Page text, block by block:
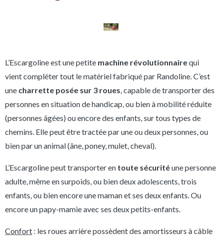
L’Escargoline est une petite machine révolutionnairequi
vient compléter tout le matériel fabriqué par Randoline. C’est
une charrette posée sur 3 roues, capable de transporter des
personnes en situation de handicap, ou bien à mobilité réduite
(personnes âgées) ou encore des enfants, sur tous types de
chemins. Elle peut être tractée par une ou deux personnes, ou
bien par un animal (âne, poney, mulet, cheval).
L’Escargoline peut transporter en toute sécuritéune personne
adulte, même en surpoids, ou bien deux adolescents, trois
enfants, ou bien encore une maman et ses deux enfants. Ou
encore un papy-mamie avec ses deux petits-enfants.
Confort : les roues arrière possèdent des amortisseurs à câble